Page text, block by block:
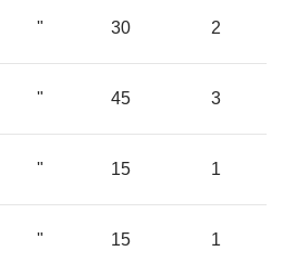
" 30 2
" 45 3
" 15 1
" 15 1